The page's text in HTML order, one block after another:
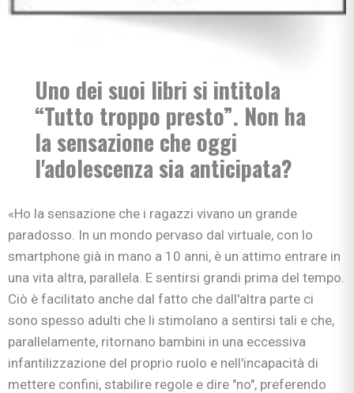
Uno dei suoi libri si intitola
“Tutto troppo presto”. Non ha
la sensazione che oggi
l'adolescenza sia anticipata?
«Ho la sensazione che i ragazzi vivano un grande
paradosso. In un mondo pervaso dal virtuale, con lo
smartphone già in mano a 10 anni, è un attimo entrare in
una vita altra, parallela. E sentirsi grandi prima del tempo.
Ciò è facilitato anche dal fatto che dall'altra parte ci
sono spesso adulti che li stimolano a sentirsi tali e che,
parallelamente, ritornano bambini in una eccessiva
infantilizzazione del proprio ruolo e nell'incapacità di
mettere confini, stabilire regole e dire "no", preferendo